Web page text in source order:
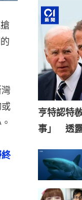
亨特認特
事」 透